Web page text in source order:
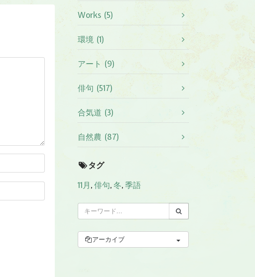
Works (5)
環境 (1)
アート (9)
俳句 (517)
合気道 (3)
自然農 (87)
タグ
11月,俳句,冬,季語
アーカイブ